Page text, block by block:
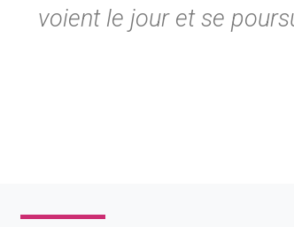
voient le jour et se